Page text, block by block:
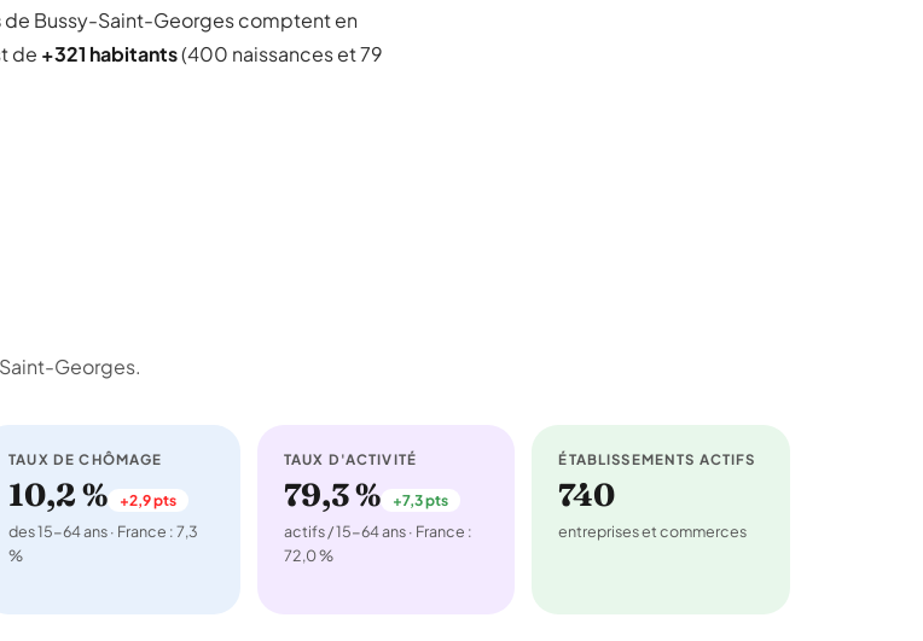
de Bussy-Saint-Georges comptent en
de +321 habitants(400 naissances et 79
Georges.
TAUX DE CHÔMAGE
10,2 % +2,9 pts
des 15-64 ans · France : 7,3
%
TAUX D'ACTIVITÉ
79,3 % +7,3 pts
actifs / 15-64 ans · France :
72,0 %
ÉTABLISSEMENTS ACTIFS
740
entreprises et commerces